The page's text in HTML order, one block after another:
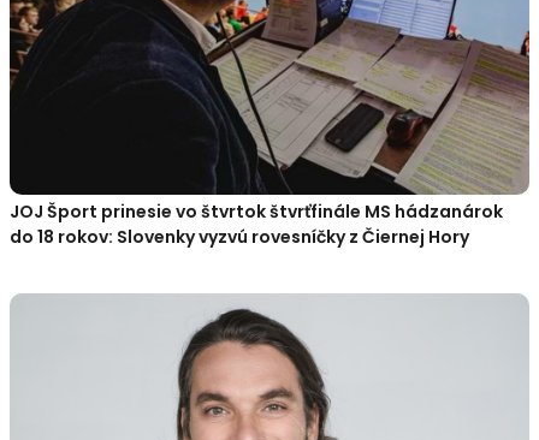
JOJ Šport prinesie vo štvrtok štvrťfinále MS hádzanárok
do 18 rokov: Slovenky vyzvú rovesníčky z Čiernej Hory